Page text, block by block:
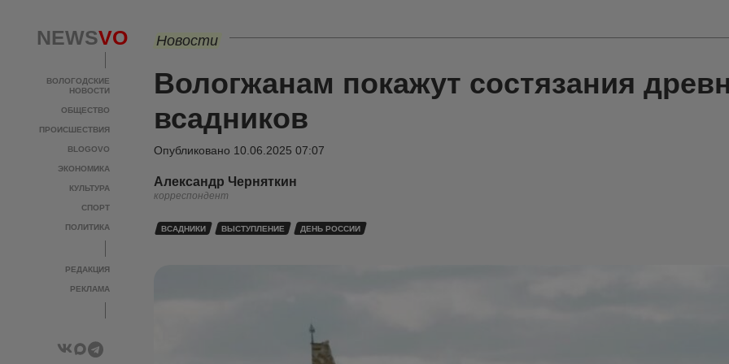
NEWSVO
ВОЛОГОДСКИЕ
НОВОСТИ
ОБЩЕСТВО
ПРОИСШЕСТВИЯ
BLOGOVO
ЭКОНОМИКА
КУЛЬТУРА
СПОРТ
ПОЛИТИКА
РЕДАКЦИЯ
РЕКЛАМА
Новости
Вологжанам покажут состязания
всадников
Опубликовано 10.06.2025 07:07
Александр Черняткин
корреспондент
ВСАДНИКИ ВЫСТУПЛЕНИЕ ДЕНЬ РОССИИ